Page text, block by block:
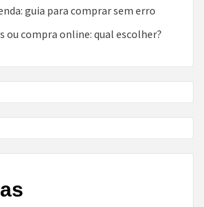
guia para comprar sem erro
ou compra online: qual escolher?